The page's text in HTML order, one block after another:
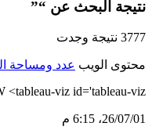
نتيجة البحث عن “”
3777 نتيجة وجدت
محتوى الويب عدد ومساحة
viz id='tableau-viz'...
01‏/07‏/26، 6:15 م